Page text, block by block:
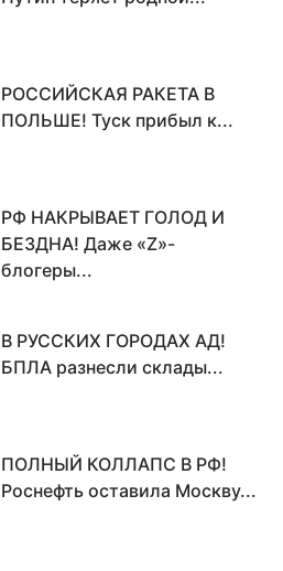
РОССИЙСКАЯ РАКЕТА В
ПОЛЬШЕ! Туск прибыл к...
РФ НАКРЫВАЕТ ГОЛОД И
БЕЗДНА! Даже «Z»-
блогеры...
В РУССКИХ ГОРОДАХ АД!
БПЛА разнесли склады...
ПОЛНЫЙ КОЛЛАПС В РФ!
Роснефть оставила Москву...